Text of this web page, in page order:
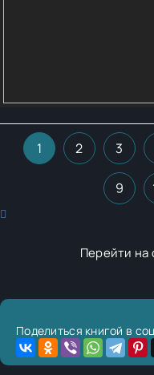
1 2 3
9
Перейти на
Поделиться книгой в